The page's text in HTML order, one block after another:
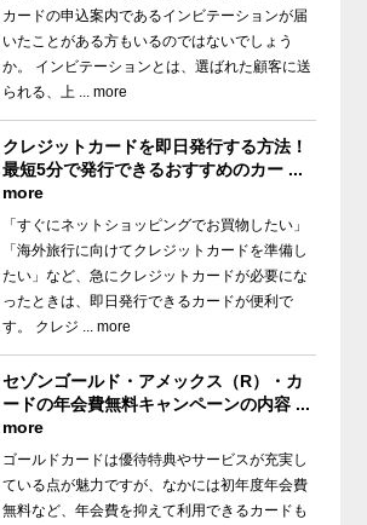
カードの申込案内であるインビテーションが届
いたことがある方もいるのではないでしょう
か。 インビテーションとは、選ばれた顧客に送
られる、上 ... more
クレジットカードを即日発行する方法！
最短5分で発行できるおすすめのカー ...
more
「すぐにネットショッピングでお買物したい」
「海外旅行に向けてクレジットカードを準備し
たい」など、急にクレジットカードが必要にな
ったときは、即日発行できるカードが便利で
す。 クレジ ... more
セゾンゴールド・アメックス（R）・カ
ードの年会費無料キャンペーンの内容 ...
more
ゴールドカードは優待特典やサービスが充実し
ている点が魅力ですが、なかには初年度年会費
無料など、年会費を抑えて利用できるカードも